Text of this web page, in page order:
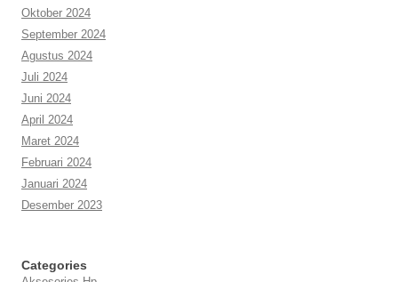
Oktober 2024
September 2024
Agustus 2024
Juli 2024
Juni 2024
April 2024
Maret 2024
Februari 2024
Januari 2024
Desember 2023
Categories